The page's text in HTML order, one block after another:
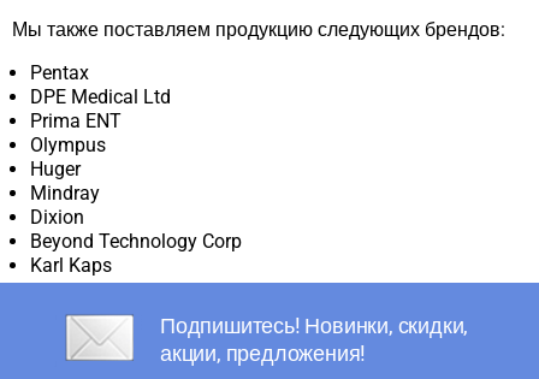
Мы также поставляем продукцию следующих брендов:
Pentax
DPE Medical Ltd
Prima ENT
Olympus
Huger
Mindray
Dixion
Beyond Technology Corp
Karl Kaps
Подпишитесь! Новинки, скидки,
акции, предложения!